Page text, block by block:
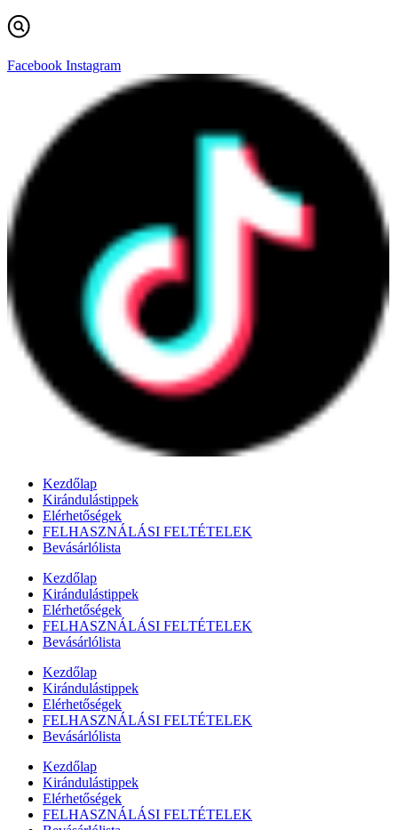
Facebook Instagram
Kezdőlap
Kirándulástippek
Elérhetőségek
FELHASZNÁLÁSI FELTÉTELEK
Bevásárlólista
Kezdőlap
Kirándulástippek
Elérhetőségek
FELHASZNÁLÁSI FELTÉTELEK
Bevásárlólista
Kezdőlap
Kirándulástippek
Elérhetőségek
FELHASZNÁLÁSI FELTÉTELEK
Bevásárlólista
Kezdőlap
Kirándulástippek
Elérhetőségek
FELHASZNÁLÁSI FELTÉTELEK